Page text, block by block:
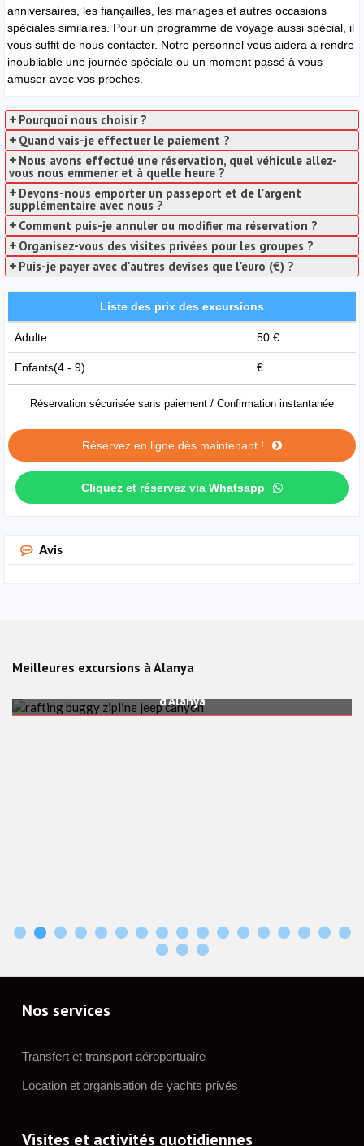
anniversaires, les fiançailles, les mariages et autres occasions
spéciales similaires. Pour un programme de voyage aussi spécial, il
vous suffit de nous contacter. Notre personnel vous aidera à rendre
inoubliable une journée spéciale ou un moment passé à vous
amuser avec vos proches.
Pourquoi nous choisir ?
Quand vais-je effectuer le paiement ?
Nous avons effectué une réservation, quel véhicule allez-
vous nous emmener et à quelle heure ?
Devons-nous emporter un passeport et de l'argent
supplémentaire avec nous ?
Comment puis-je annuler ou modifier ma réservation ?
Organisez-vous des visites privées pour les groupes ?
Puis-je payer avec d'autres devises que l'euro (€) ?
Liste des prix des excursions
Adulte 50 €
Enfants(4 - 9) €
Réservation sécurisée sans paiement / Confirmation instantanée
Réservez en ligne dès maintenant !
Cliquez et réservez via Whatsapp
Avis
Meilleures excursions à Alanya
d’Alanya
Nos services
Transfert et transport aéroportuaire
Location et organisation de yachts privés
Visites et activités quotidiennes